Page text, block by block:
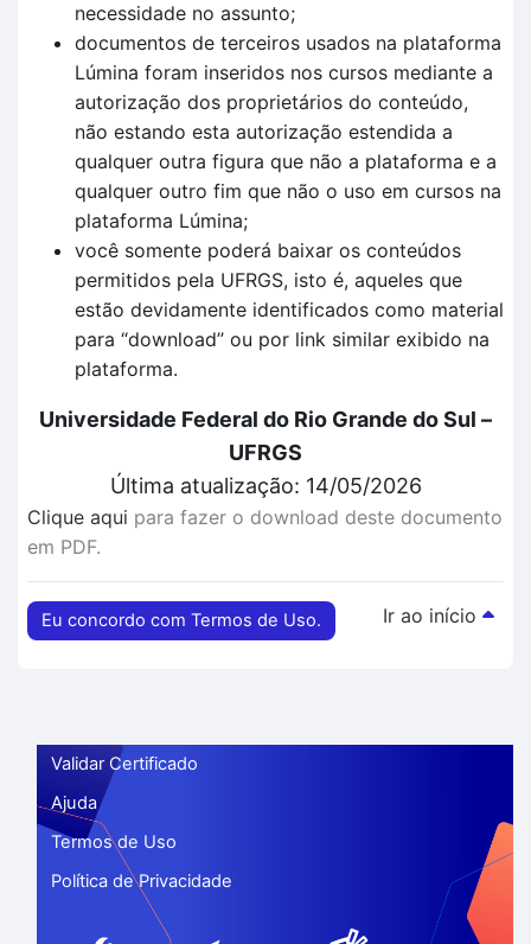
necessidade no assunto;
documentos de terceiros usados na plataforma
Lúmina foram inseridos nos cursos mediante a
autorização dos proprietários do conteúdo,
não estando esta autorização estendida a
qualquer outra figura que não a plataforma e a
qualquer outro fim que não o uso em cursos na
plataforma Lúmina;
você somente poderá baixar os conteúdos
permitidos pela UFRGS, isto é, aqueles que
estão devidamente identificados como material
para “download” ou por link similar exibido na
plataforma.
Universidade Federal do Rio Grande do Sul –
UFRGS
Última atualização: 14/05/2026
Clique aqui para fazer o download deste documento
em PDF.
Eu concordo com Termos de Uso. Ir ao início
Validar Certificado
Ajuda
Termos de Uso
Política de Privacidade